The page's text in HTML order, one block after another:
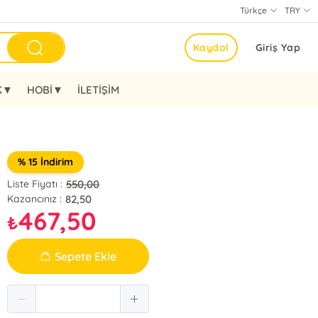
TRY
Türkçe
Giriş Yap
Kaydol
HOBİ▼ İLETİŞİM
% 15 İndirim
Liste Fiyatı : 550,00
Kazancınız : 82,50
₺467,50
Sepete Ekle